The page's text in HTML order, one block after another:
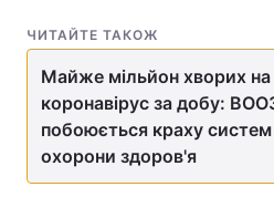
ЧИТАЙТЕ ТАКОЖ
Майже мільйон хворих на
коронавірус за добу:
побоюється краху систем
охорони здоров'я